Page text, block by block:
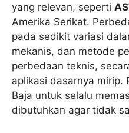
yang relevan, seperti
Amerika Serikat.
pada sedikit variasi
mekanis, dan metode
perbedaan teknis,
aplikasi dasarnya mirip.
Baja untuk selalu
dibutuhkan agar tidak